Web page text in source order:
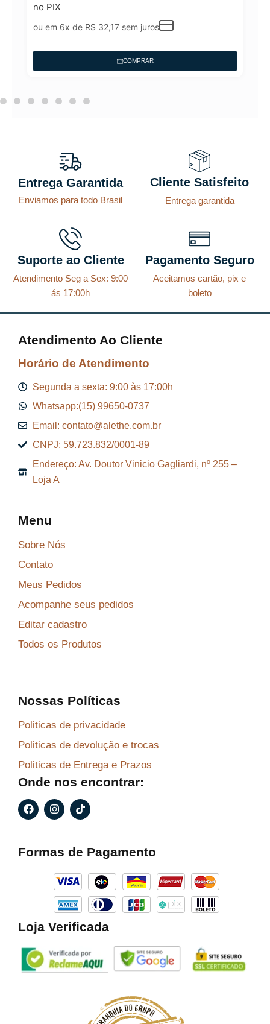
no PIX
ou em 6x de R$ 32,17 sem juros
COMPRAR
Entrega Garantida
Enviamos para todo Brasil
Cliente Satisfeito
Entrega garantida
Suporte ao Cliente
Atendimento Seg a Sex: 9:00
ás 17:00h
Pagamento Seguro
Aceitamos cartão, pix e
boleto
Atendimento Ao Cliente
Horário de Atendimento
Segunda a sexta: 9:00 às 17:00h
Whatsapp:(15) 99650-0737
Email: contato@alethe.com.br
CNPJ: 59.723.832/0001-89
Endereço: Av. Doutor Vinicio Gagliardi, nº 255 –
Loja A
Menu
Sobre Nós
Contato
Meus Pedidos
Acompanhe seus pedidos
Editar cadastro
Todos os Produtos
Nossas Políticas
Politicas de privacidade
Politicas de devolução e trocas
Politicas de Entrega e Prazos
Onde nos encontrar:
F
a
c
o
I
n
s
g
a
m
T
i
k
k
Formas de Pagamento
Loja Verificada